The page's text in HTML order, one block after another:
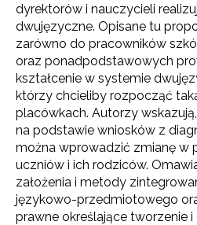
dyrektorów i nauczycieli
dwujęzyczne. Opisane tu
zarówno do pracowników
oraz po­nadpodstawowych
kształcenie w systemie
którzy chcieliby rozpocząć
placówkach. Autorzy
na podstawie wniosków z
można wprowadzić zmianę w
uczniów i ich rodziców.
założenia i metody
językowo-przedmiotowego
prawne określa­jące tworzenie